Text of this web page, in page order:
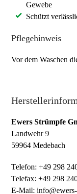
Gewebe
Schützt
Pflegehinweis
Vor dem Waschen
Ewers Strümpfe
Landwehr 9
59964 Medebach
Telefon: +49 298
Telefax: +49 298
E-Mail: